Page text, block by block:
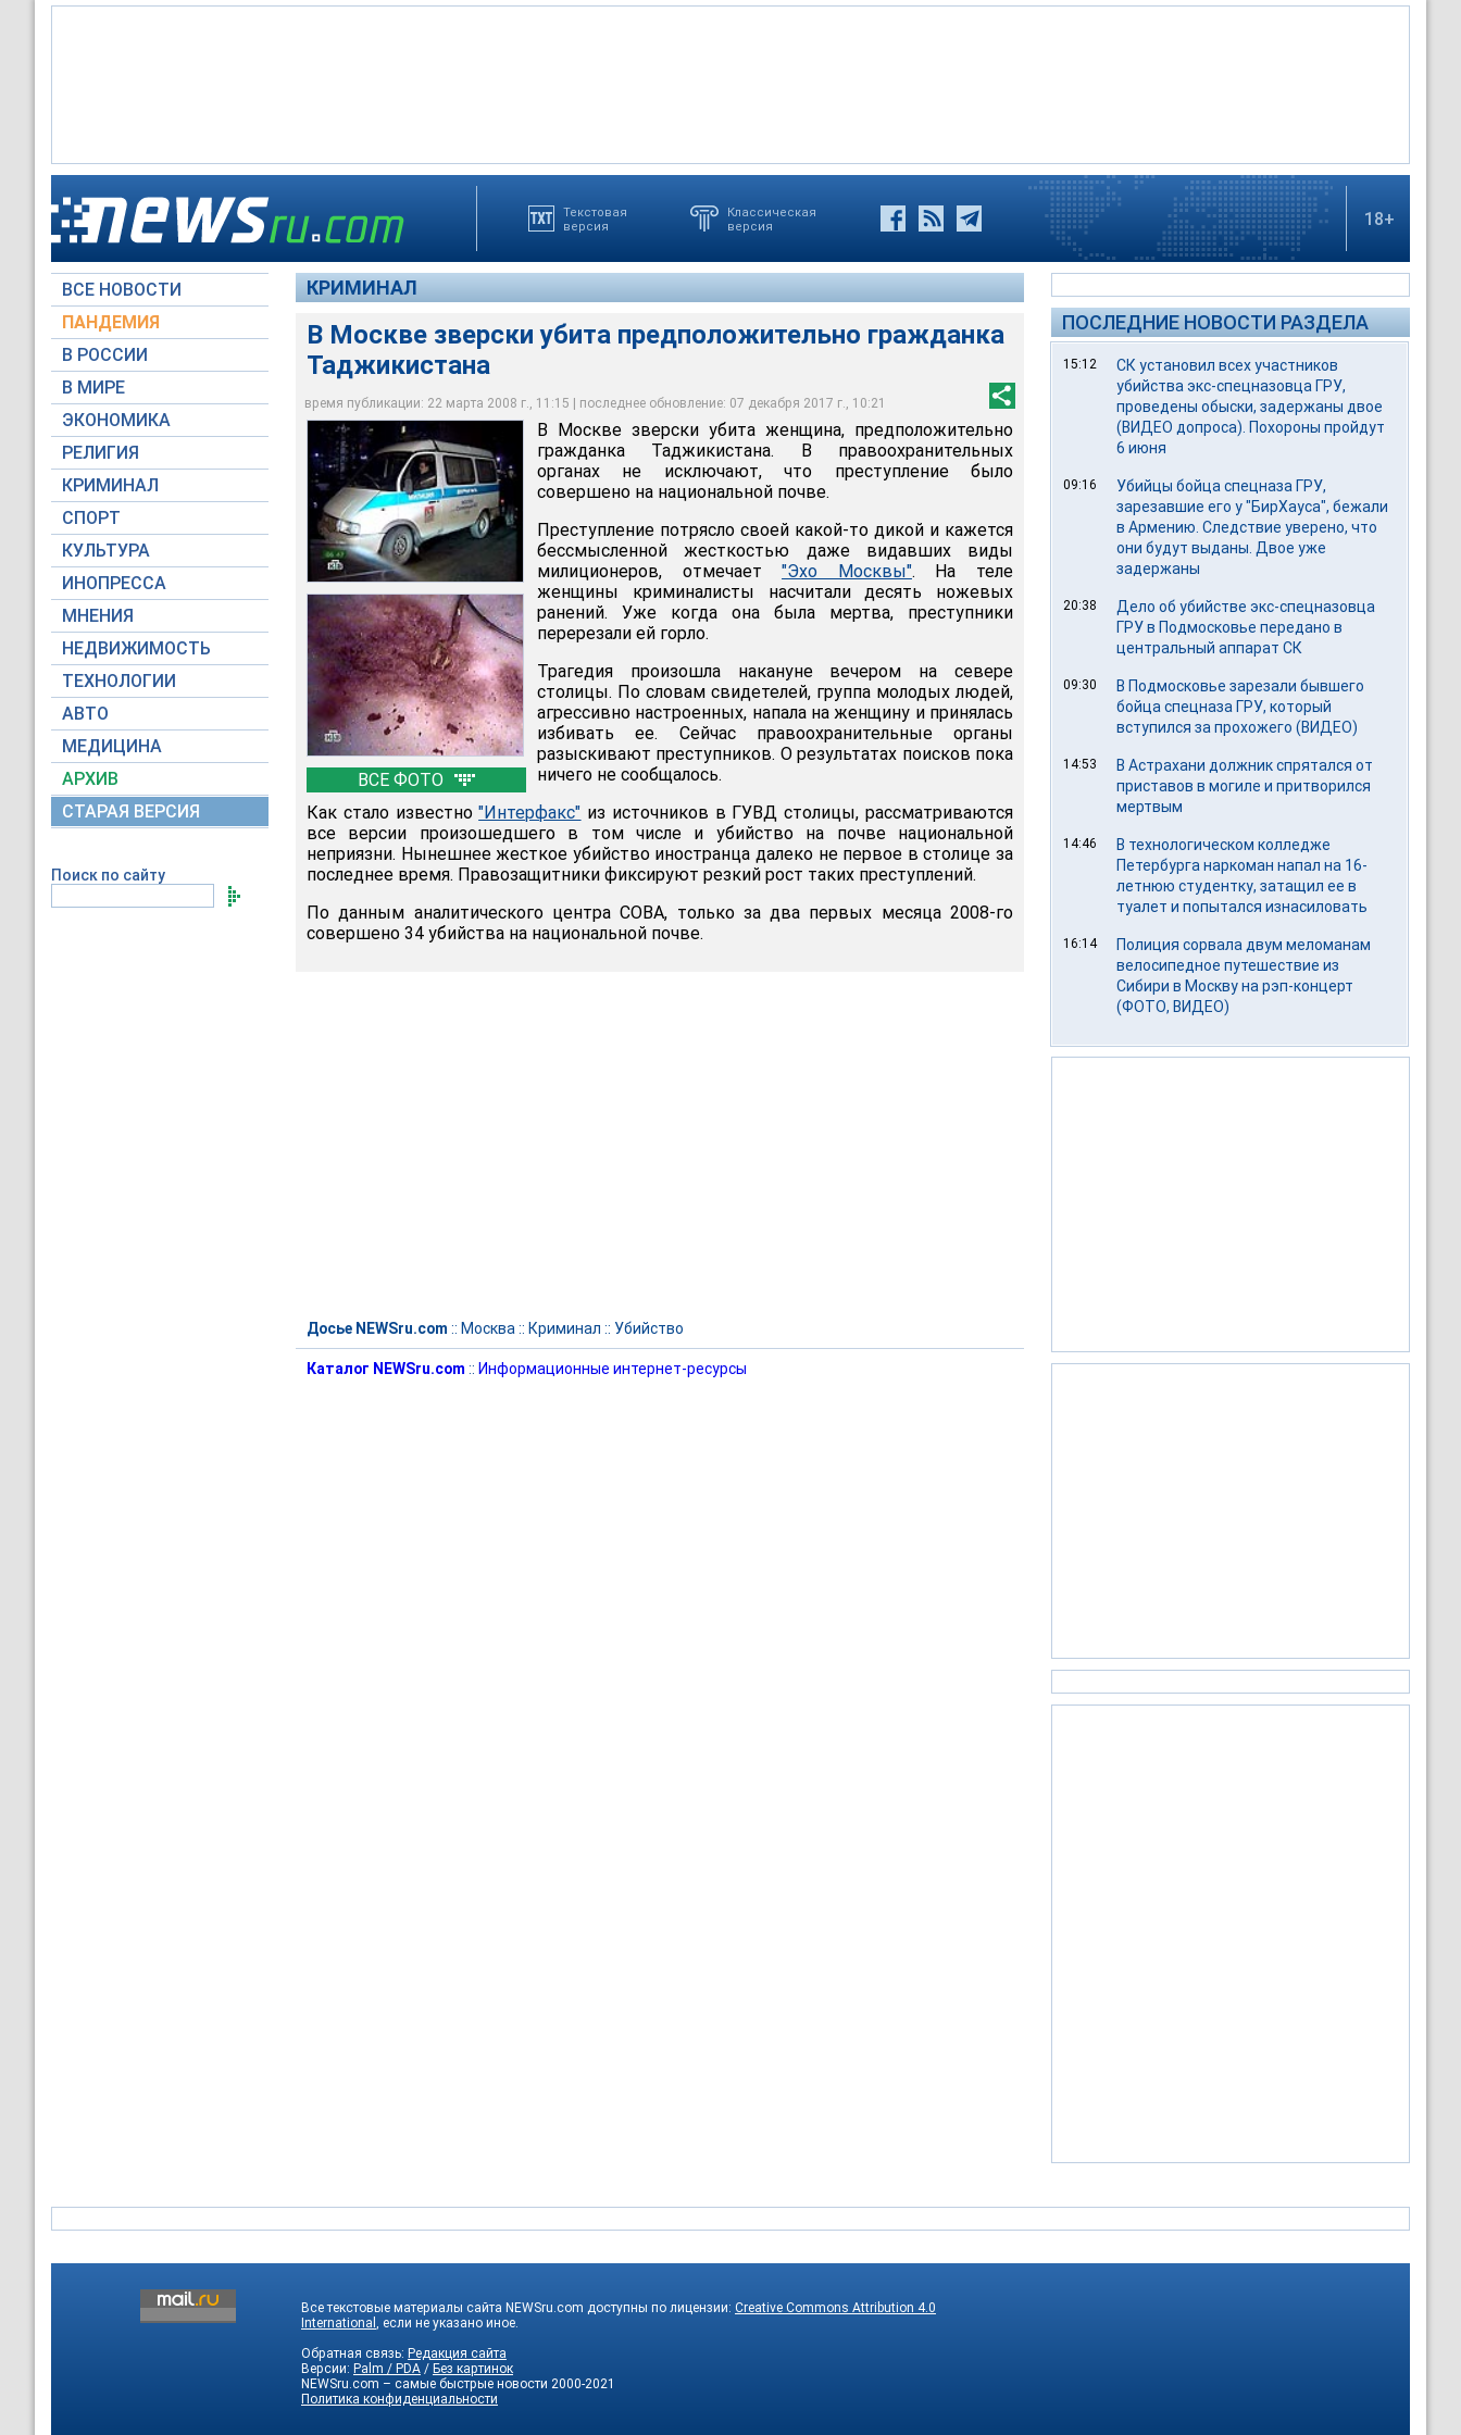
Текстовая
версия
Классическая
версия
18+
ВСЕ НОВОСТИ
ПАНДЕМИЯ
В РОССИИ
В МИРЕ
ЭКОНОМИКА
РЕЛИГИЯ
КРИМИНАЛ
СПОРТ
КУЛЬТУРА
ИНОПРЕССА
МНЕНИЯ
НЕДВИЖИМОСТЬ
ТЕХНОЛОГИИ
АВТО
МЕДИЦИНА
АРХИВ
СТАРАЯ ВЕРСИЯ
Поиск по сайту
КРИМИНАЛ
В Москве зверски убита предположительно гражданка
Таджикистана
время публикации: 22 марта 2008 г., 11:15 | последнее обновление: 07 декабря 2017 г., 10:21
ВСЕ ФОТО
В Москве зверски убита женщина, предположительно гражданка Таджикистана.
НТВ
На теле женщины криминалисты насчитали десять ножевых ранений. Уже когда она
была мертва, преступники перерезали ей горло.
НТВ
По данным аналитического центра СОВА, только за два первых месяца 2008-го
совершено 34 убийства на национальной почве
НТВ
В Москве зверски убита женщина, предположительно
гражданка Таджикистана. В правоохранительных
органах не исключают, что преступление было
совершено на национальной почве.
Преступление потрясло своей какой-то дикой и кажется
бессмысленной жесткостью даже видавших виды
милиционеров, отмечает"Эхо Москвы". На теле
женщины криминалисты насчитали десять ножевых
ранений. Уже когда она была мертва, преступники
перерезали ей горло.
Трагедия произошла накануне вечером на севере
столицы. По словам свидетелей, группа молодых людей,
агрессивно настроенных, напала на женщину и принялась
избивать ее. Сейчас правоохранительные органы
разыскивают преступников. О результатах поисков пока
ничего не сообщалось.
Как стало известно"Интерфакс" из источников в ГУВД столицы, рассматриваются
все версии произошедшего в том числе и убийство на почве национальной
неприязни. Нынешнее жесткое убийство иностранца далеко не первое в столице за
последнее время. Правозащитники фиксируют резкий рост таких преступлений.
По данным аналитического центра СОВА, только за два первых месяца 2008-го
совершено 34 убийства на национальной почве.
Досье NEWSru.com :: Москва :: Криминал :: Убийство
Каталог NEWSru.com :: Информационные интернет-ресурсы
ПОСЛЕДНИЕ НОВОСТИ РАЗДЕЛА
15:12
СК установил всех участников
убийства экс-спецназовца ГРУ,
проведены обыски, задержаны двое
(ВИДЕО допроса). Похороны пройдут
6 июня
09:16
Убийцы бойца спецназа ГРУ,
зарезавшие его у "БирХауса", бежали
в Армению. Следствие уверено, что
они будут выданы. Двое уже
задержаны
20:38
Дело об убийстве экс-спецназовца
ГРУ в Подмосковье передано в
центральный аппарат СК
09:30
В Подмосковье зарезали бывшего
бойца спецназа ГРУ, который
вступился за прохожего (ВИДЕО)
14:53
В Астрахани должник спрятался от
приставов в могиле и притворился
мертвым
14:46
В технологическом колледже
Петербурга наркоман напал на 16-
летнюю студентку, затащил ее в
туалет и попытался изнасиловать
16:14
Полиция сорвала двум меломанам
велосипедное путешествие из
Сибири в Москву на рэп-концерт
(ФОТО, ВИДЕО)
Все текстовые материалы сайта NEWSru.com доступны по лицензии: Creative Commons Attribution 4.0
International , если не указано иное.
Обратная связь: Редакция сайта
Версии: Palm / PDA / Без картинок
NEWSru.com – самые быстрые новости 2000-2021
Политика конфиденциальности